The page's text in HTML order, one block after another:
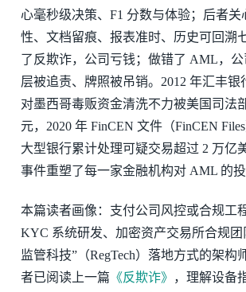
心毫秒级决策、F1 分数与体验；后者关
性、文档留痕、报表准时、历史可回溯
了反欺诈，公司亏钱；做错了 AML，
层被追责、牌照被吊销。2012 年汇丰银
对墨西哥毒贩资金清洗不力被美国司法
元，2020 年 FinCEN 文件（FinCEN
大型银行累计处理可疑交易超过 2 万
事件重塑了每一家金融机构对 AML 的投
本篇读者画像：支付公司风控或合规工
KYC 系统研发、加密资产交易所合规团
监管科技”（RegTech）落地方式的架构
者已阅读上一篇 《反欺诈》 ，理解设备